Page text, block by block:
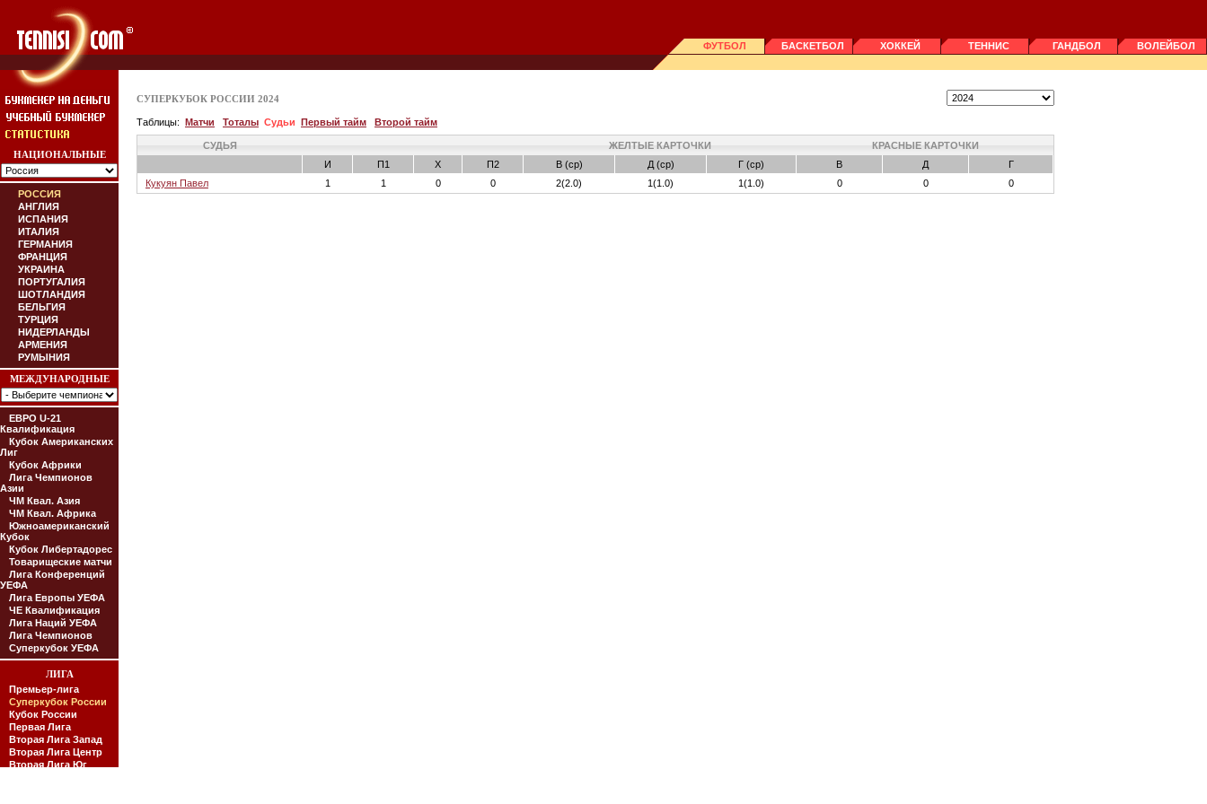
ФУТБОЛ БАСКЕТБОЛ ХОККЕЙ ТЕННИС ГАНДБОЛ ВОЛЕЙБОЛ
НАЦИОНАЛЬНЫЕ
РОССИЯ
АНГЛИЯ
ИСПАНИЯ
ИТАЛИЯ
ГЕРМАНИЯ
ФРАНЦИЯ
УКРАИНА
ПОРТУГАЛИЯ
ШОТЛАНДИЯ
БЕЛЬГИЯ
ТУРЦИЯ
НИДЕРЛАНДЫ
АРМЕНИЯ
РУМЫНИЯ
МЕЖДУНАРОДНЫЕ
ЕВРО U-21
Квалификация
Кубок Американских
Лиг
Кубок Африки
Лига Чемпионов
Азии
ЧМ Квал. Азия
ЧМ Квал. Африка
Южноамериканский
Кубок
Кубок Либертадорес
Товарищеские матчи
Лига Конференций
УЕФА
Лига Европы УЕФА
ЧЕ Квалификация
Лига Наций УЕФА
Лига Чемпионов
Суперкубок УЕФА
ЛИГА
Премьер-лига
Суперкубок России
Кубок России
Первая Лига
Вторая Лига Запад
Вторая Лига Центр
Вторая Лига Юг
СУПЕРКУБОК РОССИИ 2024
Таблицы: Матчи Тоталы Судьи Первый тайм Второй тайм
СУДЬЯ ЖЕЛТЫЕ КАРТОЧКИ
КРАСНЫЕ КАРТОЧКИ
И
П1 X П2 В (ср) Д (ср) Г (ср) В Д
Г
Кукуян Павел
1 1 0 0 2(2.0) 1(1.0) 1(1.0) 0 0 0